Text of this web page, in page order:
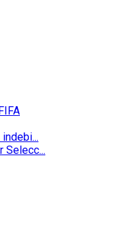
Selecc...